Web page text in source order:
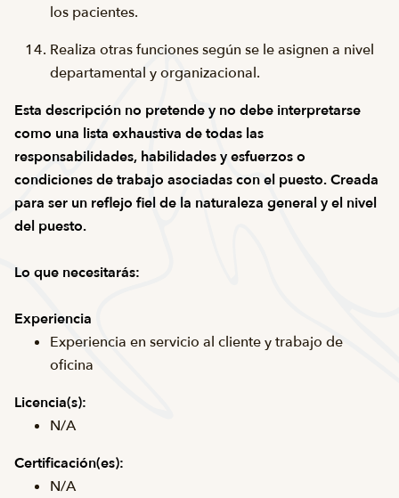
los pacientes.
Realiza otras funciones según se le asignen a nivel
departamental y organizacional.
Esta descripción no pretende y no debe interpretarse
como una lista exhaustiva de todas las
responsabilidades, habilidades y esfuerzos o
condiciones de trabajo asociadas con el puesto. Creada
para ser un reflejo fiel de la naturaleza general y el nivel
del puesto.
Lo que necesitarás:
Experiencia
Experiencia en servicio al cliente y trabajo de
oficina
Licencia(s):
N/A
Certificación(es):
N/A